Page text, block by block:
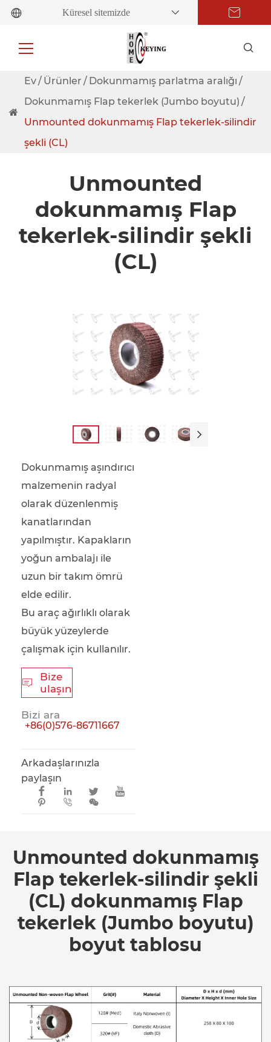
Küresel sitemizde
Ev Ürünler
Dokunmamış parlatma aralığı
Dokunmamış Flap tekerlek (Jumbo boyutu)
Unmounted dokunmamış Flap tekerlek-silindir
şekli (CL)
Unmounted
dokunmamış Flap
tekerlek-silindir şekli
(CL)

Dokunmamış aşındırıcı
malzemenin radyal
olarak düzenlenmiş
kanatlarından
yapılmıştır. Kapakların
yoğun ambalajı ile
uzun bir takım ömrü
elde edilir.
Bu araç ağırlıklı olarak
büyük yüzeylerde
çalışmak için kullanılır.

Bize
ulaşın
Bizi ara
+86(0)576-86711667
Arkadaşlarınızla
paylaşın
  


 
Unmounted dokunmamış
Flap tekerlek-silindir şekli
(CL) dokunmamış Flap
tekerlek (Jumbo boyutu)
boyut tablosu